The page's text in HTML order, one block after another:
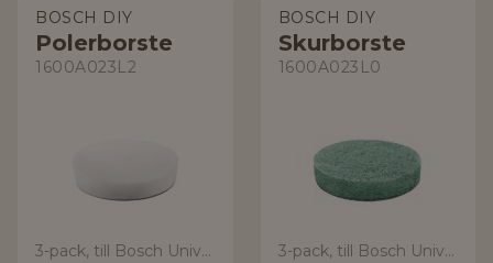
BOSCH DIY
Polerborste
1600A023L2
3-pack, till Bosch UniversalBrush
BOSCH DIY
Skurborste
1600A023L0
3-pack, till Bosch UniversalBrush